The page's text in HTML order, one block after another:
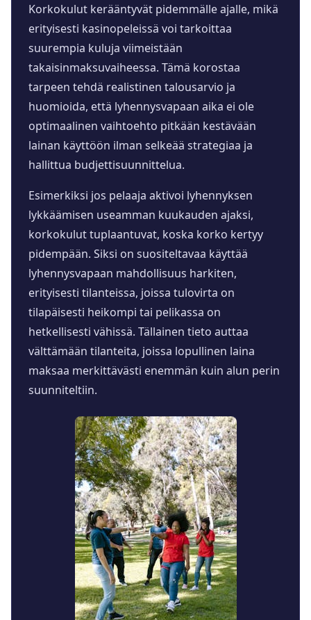
Korkokulut kerääntyvät pidemmälle ajalle, mikä
erityisesti kasinopeleissä voi tarkoittaa
suurempia kuluja viimeistään
takaisinmaksuvaiheessa. Tämä korostaa
tarpeen tehdä realistinen talousarvio ja
huomioida, että lyhennysvapaan aika ei ole
optimaalinen vaihtoehto pitkään kestävään
lainan käyttöön ilman selkeää strategiaa ja
hallittua budjettisuunnittelua.
Esimerkiksi jos pelaaja aktivoi lyhennyksen
lykkäämisen useamman kuukauden ajaksi,
korkokulut tuplaantuvat, koska korko kertyy
pidempään. Siksi on suositeltavaa käyttää
lyhennysvapaan mahdollisuus harkiten,
erityisesti tilanteissa, joissa tulovirta on
tilapäisesti heikompi tai pelikassa on
hetkellisesti vähissä. Tällainen tieto auttaa
välttämään tilanteita, joissa lopullinen laina
maksaa merkittävästi enemmän kuin alun perin
suunniteltiin.